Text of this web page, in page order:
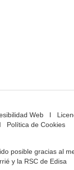
WebI
Política de Cookies
posible gracias al
y la RSC de Edisa